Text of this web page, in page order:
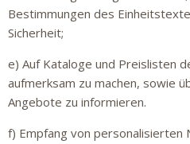
Bestimmungen des
Sicherheit;
e) Auf Kataloge und Preislisten
aufmerksam zu machen, sowie
Angebote zu informieren.
f) Empfang von personalisierten